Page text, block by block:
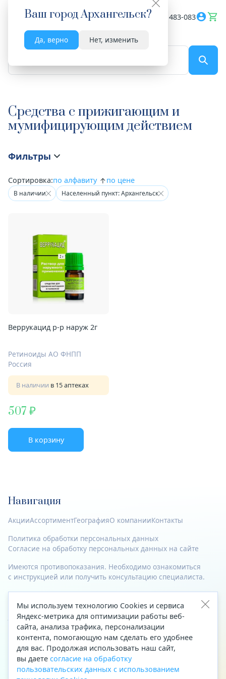
Ваш городАрхангельск?
Да, верно Нет, изменить
Весь сайт 8182 483-083
Средства с прижигающим и
мумифицирующим действием
Фильтры
Сортировка:по алфавиту по цене
В наличии Населенный пункт: Архангельск
Веррукацид р-р наруж 2г
Ретиноиды АО ФНПП
Россия
В наличии в 15 аптеках
507
В корзину
Навигация
АкцииАссортиментГеографияО компанииКонтакты
Политика обработки персональных данных
Согласие на обработку персональных данных на сайте
Имеются противопоказания. Необходимо ознакомиться
с инструкцией или получить консультацию специалиста.
© 2023—2026 Все права защищены.
Адрес
Архангельск, ул. Папанина, д. 19 (вход в здание со стороны
автоцентра «Тойота»)
Приемная Генерального директора
Мы используем технологию Cookies и сервиса
Яндекс-метрика для оптимизации работы веб-
сайта, анализа трафика, персонализации
контента, помогающую нам сделать его удобнее
для вас. Продолжая использовать наш сайт,
вы даете согласие на обработку
пользовательских данных с использованием